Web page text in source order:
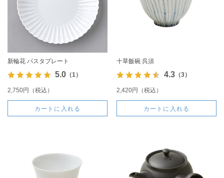
新輪花 パスタプレート
5.0（1）
2,750円（税込）
カートに入れる
十草飯碗 呉須
4.3（3）
2,420円（税込）
カートに入れる